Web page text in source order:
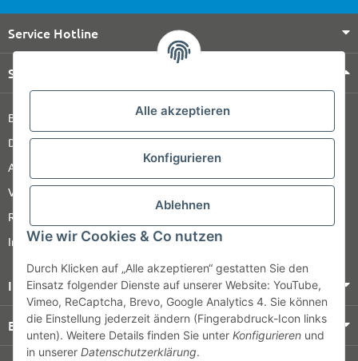
Alle akzeptieren
Konfigurieren
Ablehnen
Wie wir Cookies & Co nutzen
Durch Klicken auf „Alle akzeptieren“ gestatten Sie den
Einsatz folgender Dienste auf unserer Website: YouTube,
Vimeo, ReCaptcha, Brevo, Google Analytics 4. Sie können
die Einstellung jederzeit ändern (Fingerabdruck-Icon links
unten). Weitere Details finden Sie unter Konfigurieren und
in unserer Datenschutzerklärung.
Service Hotline
Shop Service
Barrierefreiheitserklärung
Datenschutz
AGB
Versandinformationen
Retour
Impressum
Informationen
Bezahlung & Versand